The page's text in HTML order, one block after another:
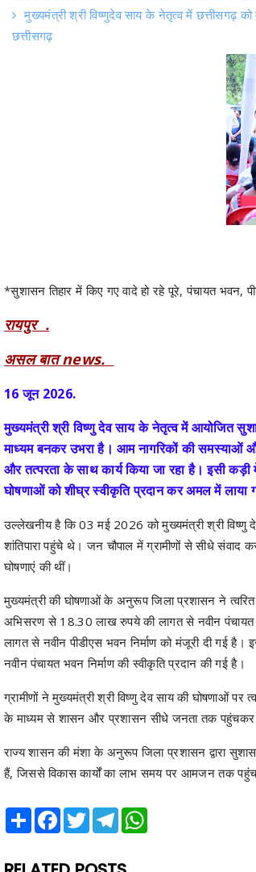
मुख्यमंत्री श्री विष्णुदेव साय के नेतृत्व में छत्तीसगढ़
छत्तीसगढ़
*सुशासन तिहार में किए गए वादे हो रहे पूरे, पंचायत भवन,
रायपुर .
असल बात news.
16 जून 2026.
मुख्यमंत्री श्री विष्णु देव साय के नेतृत्व में आयोजित
माध्यम बनकर उभरा है। आम नागरिकों की समस्याओं
और तत्परता के साथ कार्य किया जा रहा है। इसी कड़ी
घोषणाओं को शीघ्र स्वीकृति प्रदान कर अमल में लाया
उल्लेखनीय है कि 03 मई 2026 को मुख्यमंत्री श्री विष्णु
शांतिपारा पहुंचे थे। जन चौपाल में ग्रामीणों से सीधे संवाद
घोषणाएं की थीं।
मुख्यमंत्री की घोषणाओं के अनुरूप जिला प्रशासन ने त्वरित
अभिसरण से 18.30 लाख रुपये की लागत से नवीन
लागत से नवीन पीडीएस भवन निर्माण को मंजूरी दी गई
नवीन पंचायत भवन निर्माण की स्वीकृति प्रदान की गई है।
ग्रामीणों ने मुख्यमंत्री श्री विष्णु देव साय की घोषणाओं
के माध्यम से शासन और प्रशासन सीधे जनता तक पहुंचकर
राज्य शासन की मंशा के अनुरूप जिला प्रशासन द्वारा
हैं, जिससे विकास कार्यों का लाभ समय पर आमजन तक पहुंच
Share Facebook
Twitter Telegram